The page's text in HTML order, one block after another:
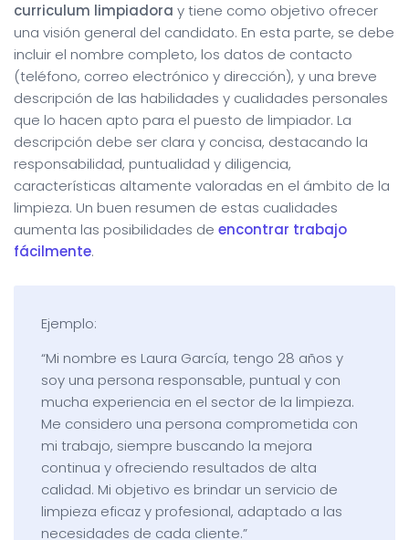
curriculum limpiadora y tiene como objetivo ofrecer
una visión general del candidato. En esta parte, se debe
incluir el nombre completo, los datos de contacto
(teléfono, correo electrónico y dirección), y una breve
descripción de las habilidades y cualidades personales
que lo hacen apto para el puesto de limpiador. La
descripción debe ser clara y concisa, destacando la
responsabilidad, puntualidad y diligencia,
características altamente valoradas en el ámbito de la
limpieza. Un buen resumen de estas cualidades
aumenta las posibilidades de encontrar trabajo
fácilmente.
Ejemplo:
“Mi nombre es Laura García, tengo 28 años y
soy una persona responsable, puntual y con
mucha experiencia en el sector de la limpieza.
Me considero una persona comprometida con
mi trabajo, siempre buscando la mejora
continua y ofreciendo resultados de alta
calidad. Mi objetivo es brindar un servicio de
limpieza eficaz y profesional, adaptado a las
necesidades de cada cliente.”